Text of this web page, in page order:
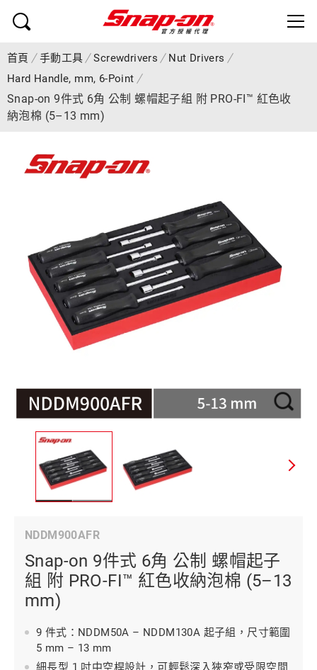
首頁 手動工具 Screwdrivers
Nut Drivers
Hard Handle, mm, 6-Point
Snap-on 9件式 6角 公制 螺帽起子組 附 PRO-FI™ 紅色收
納泡棉 (5–13 mm)
NDDM900AFR
Snap-on 9件式 6角 公制 螺帽起子
組 附 PRO-FI™ 紅色收納泡棉 (5–13
mm)
9 件式：NDDM50A – NDDM130A 起子組，尺寸範圍
5 mm – 13 mm
細長型 1 吋中空桿設計，可輕鬆深入狹窄或受限空間